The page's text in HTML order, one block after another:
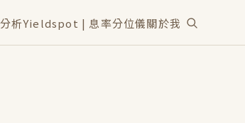
析Yieldspot | 息率分位儀關於我